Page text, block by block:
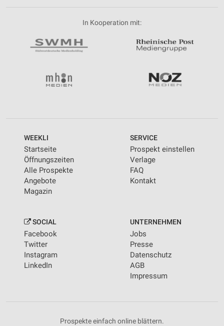
In Kooperation mit:
WEEKLI
Startseite
Öffnungszeiten
Alle Prospekte
Angebote
Magazin
SERVICE
Prospekt einstellen
Verlage
FAQ
Kontakt
SOCIAL
Facebook
Twitter
Instagram
LinkedIn
UNTERNEHMEN
Jobs
Presse
Datenschutz
AGB
Impressum
Prospekte einfach online blättern.
personalisierter Inhalte
Messung der Performance von Inhalten
Entwicklung und Verbesserung der Angebote
Verwendung reduzierter Daten zur Auswahl von
Inhalten
IAB-Besonderheiten:
Geräte anhand von aktiv angeforderten
Nicht-IAB-Verarbeitungszwecke:
Notwendig